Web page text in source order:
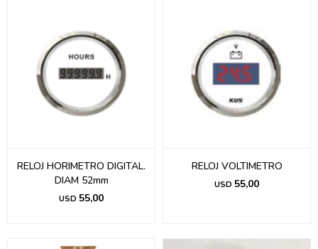
RELOJ HORIMETRO DIGITAL.
DIAM 52mm
USD 55,00
RELOJ VOLTIMETRO
USD 55,00